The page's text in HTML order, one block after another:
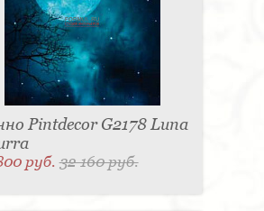
Pintdecor G2178 Luna
руб.32 160 руб.